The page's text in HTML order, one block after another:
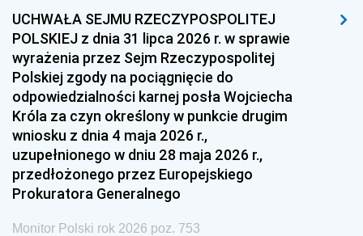
1954 1953 1952
1951 1950 1949
1948 1947
1939 1938 1937
1936 1930
UCHWAŁA SEJMU RZECZYPOSPOLITEJ
POLSKIEJ z dnia 31 lipca 2026 r. w sprawie
wyrażenia przez Sejm Rzeczypospolitej
Polskiej zgody na pociągnięcie do
odpowiedzialności karnej posła Wojciecha
Króla za czyn określony w punkcie drugim
wniosku z dnia 4 maja 2026 r.,
uzupełnionego w dniu 28 maja 2026 r.,
przedłożonego przez Europejskiego
Prokuratora Generalnego
Monitor Polski rok 2026 poz. 753